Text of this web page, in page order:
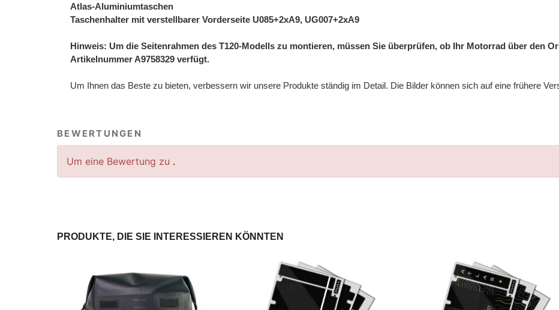
Atlas-Aluminiumtaschen
Taschenhalter mit verstellbarer Vorderseite U085+2xA9, UG007+2xA9
Hinweis: Um die Seitenrahmen des T120-Modells zu montieren, müssen Sie überprüfen, ob Ihr Motorrad über den
Artikelnummer A9758329 verfügt.
Um Ihnen das Beste zu bieten, verbessern wir unsere Produkte ständig im Detail. Die Bilder können sich auf eine frühere
BEWERTUNGEN
Um eine Bewertung zu .
PRODUKTE, DIE SIE INTERESSIEREN KÖNNTEN